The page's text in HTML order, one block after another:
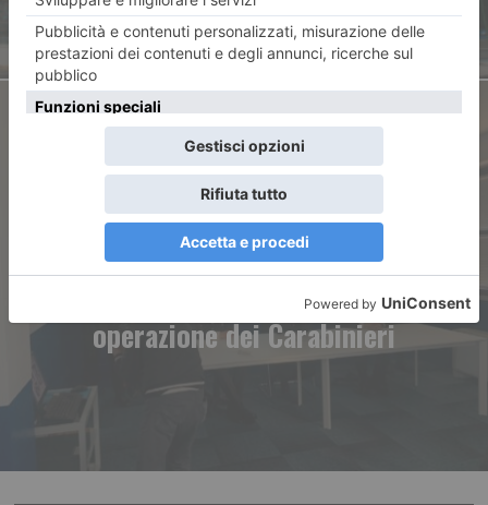
Riciclaggio di oro e preziosi
Sei arresti nella maxi
operazione dei Carabinieri